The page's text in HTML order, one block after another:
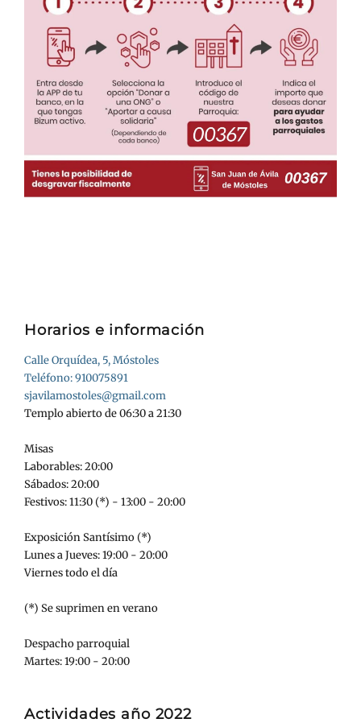
Horarios e información
Calle Orquídea, 5, Móstoles
Teléfono: 910075891
sjavilamostoles@gmail.com
Templo abierto de 06:30 a 21:30
Misas
Laborables: 20:00
Sábados: 20:00
Festivos: 11:30 (*) - 13:00 - 20:00
Exposición Santísimo (*)
Lunes a Jueves: 19:00 - 20:00
Viernes todo el día
(*) Se suprimen en verano
Despacho parroquial
Martes: 19:00 - 20:00
Actividades año 2022